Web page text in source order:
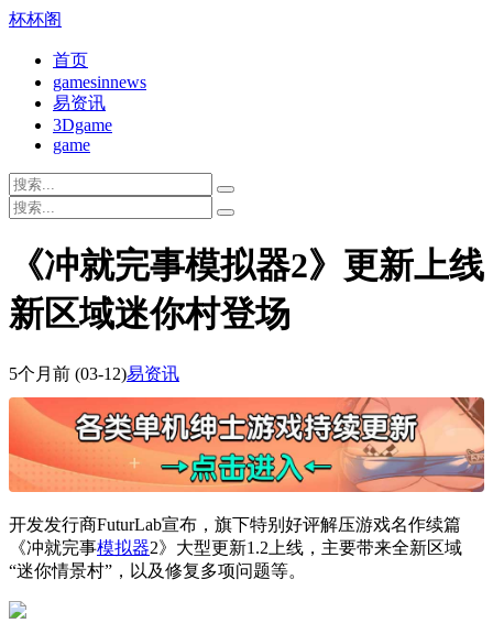
杯杯阁
首页
gamesinnews
易资讯
3Dgame
game
《冲就完事模拟器2》更新上线
新区域迷你村登场
5个月前 (03-12)易资讯
开发发行商FuturLab宣布，旗下特别好评解压游戏名作续篇
《冲就完事模拟器2》大型更新1.2上线，主要带来全新区域
“迷你情景村”，以及修复多项问题等。